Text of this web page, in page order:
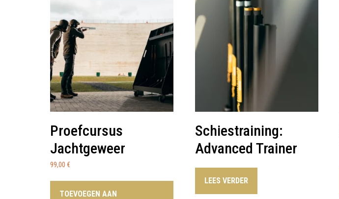
Proefcursus
Jachtgeweer
99,00 €
TOEVOEGEN AAN
Schiestraining:
Advanced Trainer
LEES VERDER